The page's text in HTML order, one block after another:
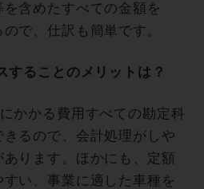
含めたすべての金額を
で、仕訳も簡単です。
することのメリットは？
かかる費用すべての勘定科
るので、会計処理がしや
ります。ほかにも、定額
い、事業に適した車種を